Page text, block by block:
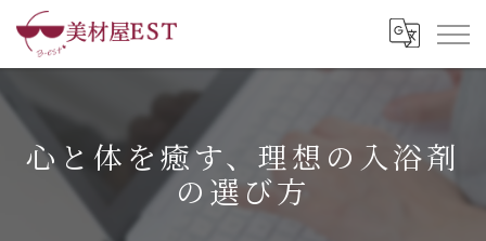
心と体を癒す、理想の入浴剤
の選び方